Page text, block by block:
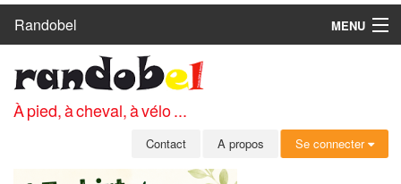
Randobel
MENU
CIRCUITS
CLUBS
À pied, à cheval, à vélo ...
Contact A propos Se connecter